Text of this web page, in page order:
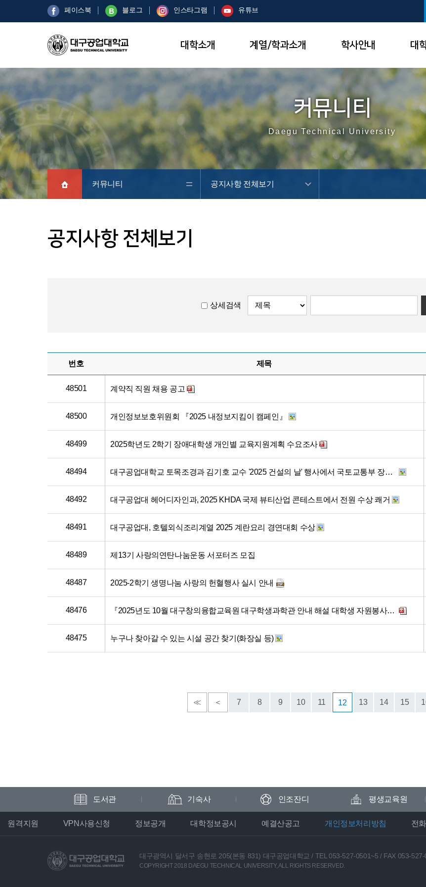
페이스북 블로그 인스타그램 유튜브
대학소개 계열/학과소개 학사안내 대
커뮤니티
Daegu Technical University
커뮤니티 공지사항 전체보기
공지사항 전체보기
상세검색
번호 제목
48501 계약직 직원 채용 공고
48500 개인정보보호위원회 『2025 내정보지킴이 캠페인』
48499 2025학년도 2학기 장애대학생 개인별 교육지원계획 수요조사
48494 대구공업대학교 토목조경과 김기호 교수 '2025 건설의 날' 행사에서 국토교통부 장관표창 수상
48492 대구공업대 헤어디자인과, 2025 KHDA 국제 뷰티산업 콘테스트에서 전원 수상 쾌거
48491 대구공업대, 호텔외식조리계열 2025 계란요리 경연대회 수상
48489 제13기 사랑의연탄나눔운동 서포터즈 모집
48487 2025-2학기 생명나눔 사랑의 헌혈행사 실시 안내
48476 『2025년도 10월 대구창의융합교육원 대구학생과학관 안내 해설 대학생 자원봉사자 모집 공고 』
48475 누구나 찾아갈 수 있는 시설 공간 찾기(화장실 등)
≪ ＜ 7 8 9 10 11 12 13 14 15
도서관 기숙사 인조잔디 평생교육원
원격지원 VPN사용신청 정보공개 대학정보공시 예결산공고 개인정보처리방침 전
대구광역시 달서구 송현로 205(본동 831) 대구공업대학교/ TEL 053-527-0501~5/FAX 053-527-
COPYRIGHT 2018 DAEGU TECHNICAL UNIVERSITY, ALL RIGHTS RESERVED.